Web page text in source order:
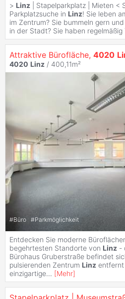
> Linz | Stapelparkplatz | Mieten <
Parkplatzsuche in Linz! Sie leben
im Zentrum? Sie bummeln gern
in der Stadt? Sie haben regelmäßig
Attraktive Bürofläche, 4020
4020 Linz / 400,11m²
#Büro #Parkmöglichkeit
Entdecken Sie moderne
begehrtesten Standorte von Linz -
Bürohaus Gruberstraße befindet
pulsierenden Zentrum Linz
einzigartige... [Mehr]